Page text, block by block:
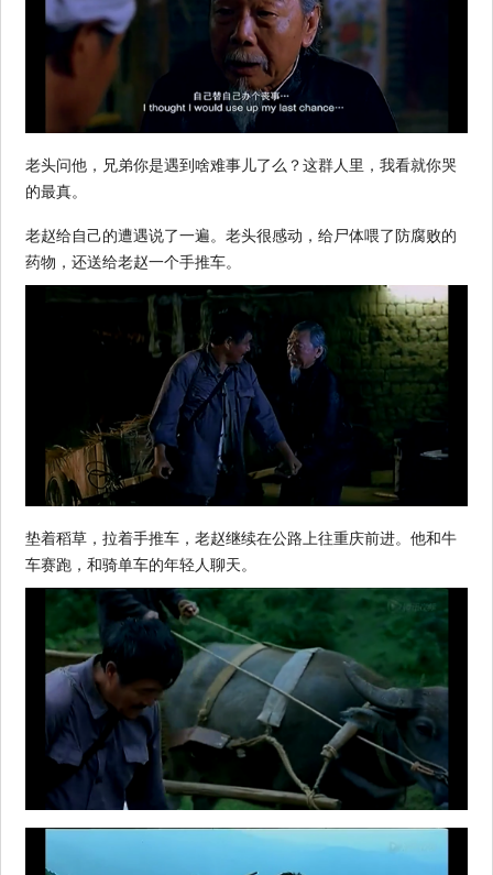
老头问他，兄弟你是遇到啥难事儿了么？这群人里，我看就你哭
的最真。
老赵给自己的遭遇说了一遍。老头很感动，给尸体喂了防腐败的
药物，还送给老赵一个手推车。
垫着稻草，拉着手推车，老赵继续在公路上往重庆前进。他和牛
车赛跑，和骑单车的年轻人聊天。